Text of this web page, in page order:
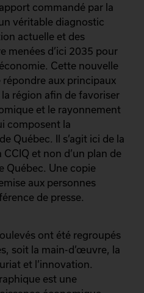
commandé par la
véritable diagnostic
actuelle et des
menées d’ici 2035 pour
Cette nouvelle
aux principaux
région afin de favoriser
et le rayonnement
composent la
Québec. Il s’agit ici de la
et non d’un plan de
Québec. Une copie
aux personnes
de presse.
ont été regroupés
soit la main-d’œuvre, la
et l’innovation.
est une